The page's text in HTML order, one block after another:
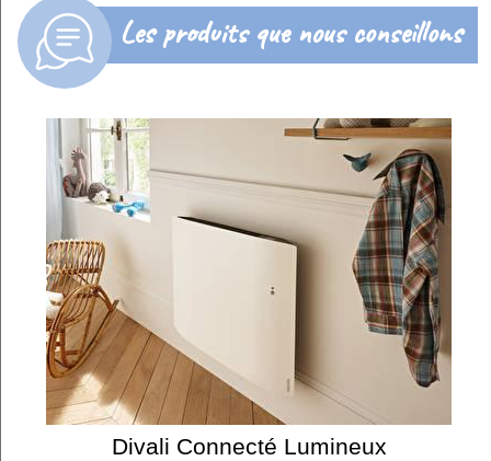
Les produits que nous conseillons
Divali Connecté Lumineux